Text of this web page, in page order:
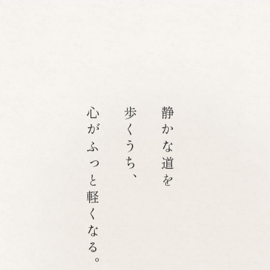
静かな道を
歩くうち、
心がふっと軽くなる。